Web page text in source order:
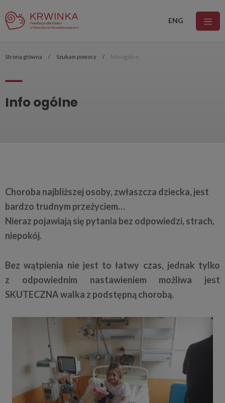
ENG
Strona główna Szukam pomocy Info ogólne
Info ogólne
Choroba najbliższej osoby, zwłaszcza dziecka, jest
bardzo trudnym przeżyciem…
Nieraz pojawiają się pytania bez odpowiedzi, strach,
niepokój.
Bez wątpienia nie jest to łatwy czas, jednak tylko
z
odpowiednim nastawieniem możliwa jest
SKUTECZNA walka z podstępną chorobą.